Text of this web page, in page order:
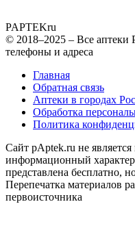
PAPTEKru
© 2018–2025 – Все аптеки
телефоны и адреса
Главная
Обратная связь
Аптеки в городах
Обработка
Политика
Сайт pAptek.ru не
информационный
представлена бесплатно,
Перепечатка материалов
первоисточника